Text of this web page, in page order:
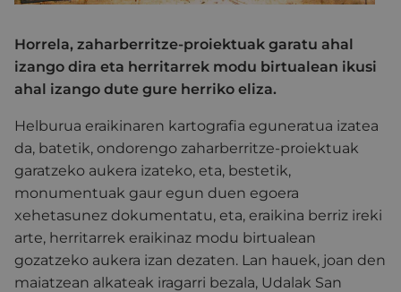
Horrela, zaharberritze-proiektuak garatu ahal
izango dira eta herritarrek modu birtualean ikusi
ahal izango dute gure herriko eliza.
Helburua eraikinaren kartografia eguneratua izatea
da, batetik, ondorengo zaharberritze-proiektuak
garatzeko aukera izateko, eta, bestetik,
monumentuak gaur egun duen egoera
xehetasunez dokumentatu, eta, eraikina berriz ireki
arte, herritarrek eraikinaz modu birtualean
gozatzeko aukera izan dezaten. Lan hauek, joan den
maiatzean alkateak iragarri bezala, Udalak San